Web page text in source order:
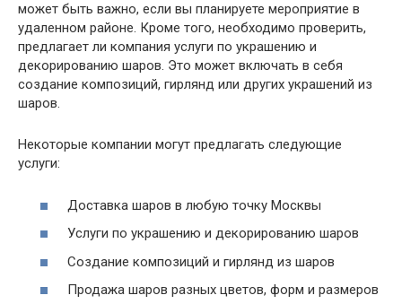
может быть важно, если вы планируете мероприятие в
удаленном районе. Кроме того, необходимо проверить,
предлагает ли компания услуги по украшению и
декорированию шаров. Это может включать в себя
создание композиций, гирлянд или других украшений из
шаров.
Некоторые компании могут предлагать следующие
услуги:
Доставка шаров в любую точку Москвы
Услуги по украшению и декорированию шаров
Создание композиций и гирлянд из шаров
Продажа шаров разных цветов, форм и размеров